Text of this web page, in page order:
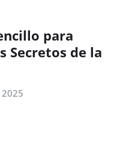
para
Secretos de la